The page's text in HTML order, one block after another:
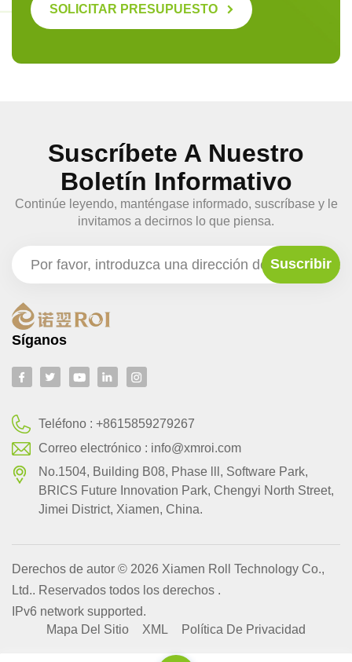
SOLICITAR PRESUPUESTO
Suscríbete A Nuestro
Boletín Informativo
Continúe leyendo, manténgase informado, suscríbase y le
invitamos a decirnos lo que piensa.
Síganos
Teléfono :+8615859279267
Correo electrónico : info@xmroi.com
No.1504, Building B08, Phase lll, Software Park,
BRlCS Future Innovation Park, Chengyi North Street,
Jimei District, Xiamen, China.
Derechos de autor © 2026 Xiamen Roll Technology Co.,
Ltd.. Reservados todos los derechos .
IPv6 network supported.
Mapa Del Sitio
XML Política De Privacidad